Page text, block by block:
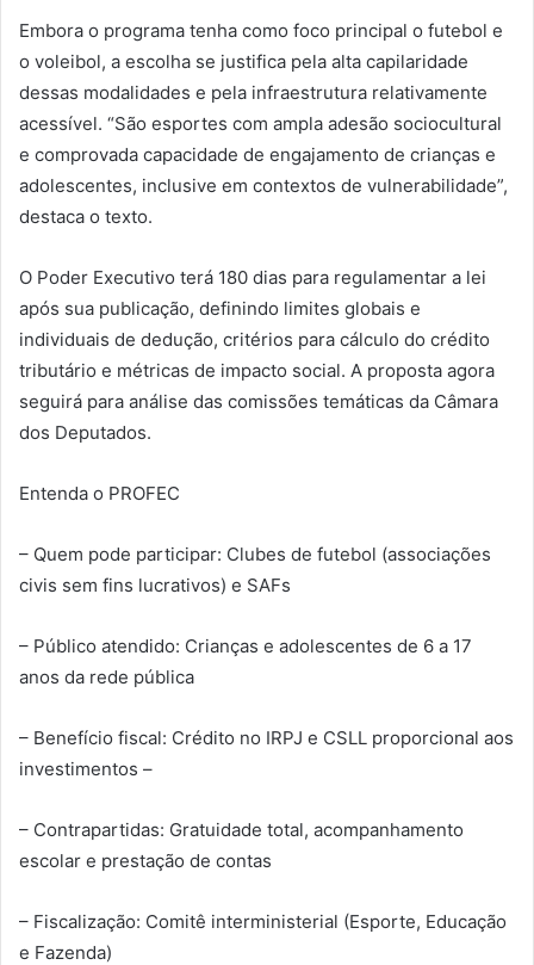
Embora o programa tenha como foco principal o futebol e
o voleibol, a escolha se justifica pela alta capilaridade
dessas modalidades e pela infraestrutura relativamente
acessível. “São esportes com ampla adesão sociocultural
e comprovada capacidade de engajamento de crianças e
adolescentes, inclusive em contextos de vulnerabilidade”,
destaca o texto.
O Poder Executivo terá 180 dias para regulamentar a lei
após sua publicação, definindo limites globais e
individuais de dedução, critérios para cálculo do crédito
tributário e métricas de impacto social. A proposta agora
seguirá para análise das comissões temáticas da Câmara
dos Deputados.
Entenda o PROFEC
– Quem pode participar: Clubes de futebol (associações
civis sem fins lucrativos) e SAFs
– Público atendido: Crianças e adolescentes de 6 a 17
anos da rede pública
– Benefício fiscal: Crédito no IRPJ e CSLL proporcional aos
investimentos –
– Contrapartidas: Gratuidade total, acompanhamento
escolar e prestação de contas
– Fiscalização: Comitê interministerial (Esporte, Educação
e Fazenda)